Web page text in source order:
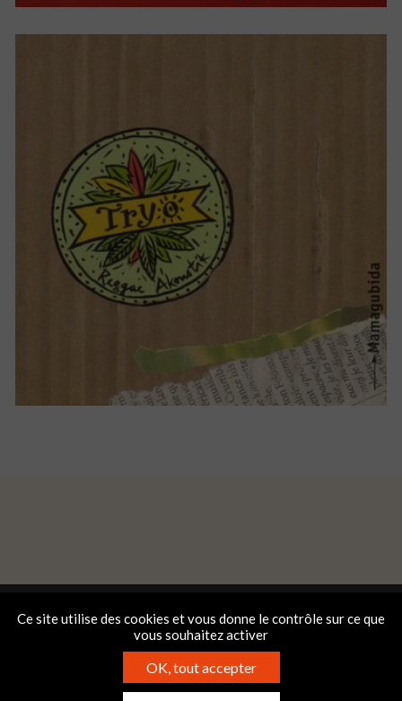
MAMAGUBIDA
Ce site utilise des cookies et vous donne le contrôle sur ce que
vous souhaitez activer
OK, tout accepter